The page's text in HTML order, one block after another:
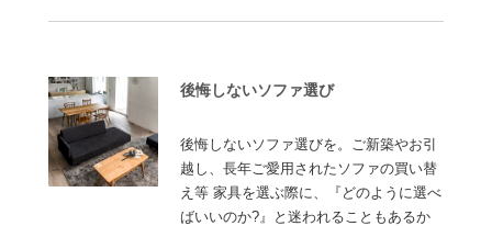
後悔しないソファ選び
後悔しないソファ選びを。ご新築やお引
越し、長年ご愛用されたソファの買い替
え等 家具を選ぶ際に、『どのように選べ
ばいいのか?』と迷われることもあるか